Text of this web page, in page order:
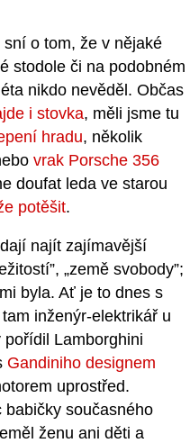
o tom, že v nějaké
stodole či na podobném
nikdo nevěděl. Občas
i stovka, měli jsme tu
hradu, několik
vrak Porsche 356
doufat leda ve starou
potěšit.
najít zajímavější
„země svobody”;
byla. Ať je to dnes s
inženýr-elektrikář u
Lamborghini
Gandiniho designem
uprostřed.
babičky současného
ženu ani děti a